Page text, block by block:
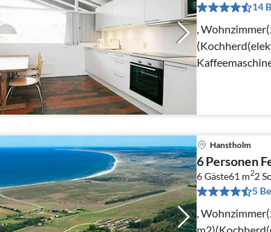
14
,
Hanstholm
6 Personen
6 Gäste61 m22
5
,